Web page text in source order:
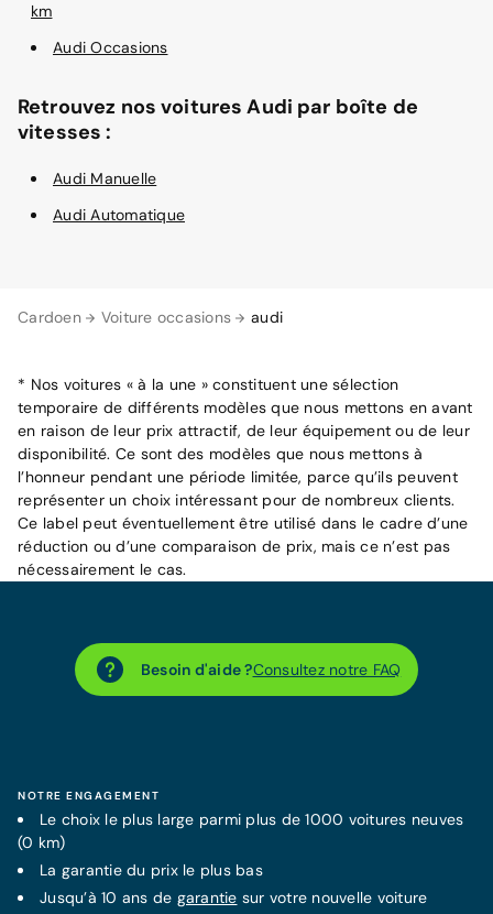
Cardoen Voiture occasions audi
km
Audi Occasions
Retrouvez nos voitures Audi par boîte de
vitesses :
Audi Manuelle
Audi Automatique
* Nos voitures « à la une » constituent une sélection
temporaire de différents modèles que nous mettons en avant
en raison de leur prix attractif, de leur équipement ou de leur
disponibilité. Ce sont des modèles que nous mettons à
l’honneur pendant une période limitée, parce qu’ils peuvent
représenter un choix intéressant pour de nombreux clients.
Ce label peut éventuellement être utilisé dans le cadre d’une
réduction ou d’une comparaison de prix, mais ce n’est pas
nécessairement le cas.
Besoin d'aide ?Consultez notre FAQ
NOTRE ENGAGEMENT
Le choix le plus large parmi plus de 1000 voitures neuves
(0 km)
La garantiedu prix le plus bas
Jusqu’à 10 ans de garantie sur votre nouvelle voiture